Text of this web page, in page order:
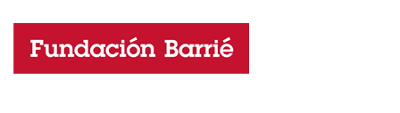
Nome